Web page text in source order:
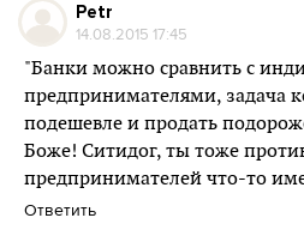
Petr
14.08.2015 17:45
"Банки можно сравнить с
предпринимателями, задача
подешевле и продать
Боже! Ситидог, ты тоже
предпринимателей что-то
Ответить